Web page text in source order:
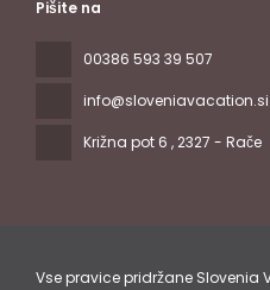
Pišite na
00386 593 39 507
info@sloveniavacation.si
Križna pot 6 , 2327 - Rače
Vse pravice pridržane Slovenia